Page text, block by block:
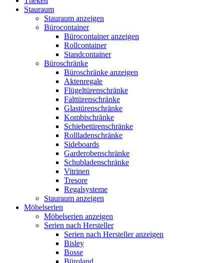
Stauraum
Stauraum anzeigen
Bürocontainer
Bürocontainer anzeigen
Rollcontainer
Standcontainer
Büroschränke
Büroschränke anzeigen
Aktenregale
Flügeltürenschränke
Falttürenschränke
Glastürenschränke
Kombischränke
Schiebetürenschränke
Rollladenschränke
Sideboards
Garderobenschränke
Schubladenschränke
Vitrinen
Tresore
Regalsysteme
Stauraum anzeigen
Möbelserien
Möbelserien anzeigen
Serien nach Hersteller
Serien nach Hersteller anzeigen
Bisley
Bosse
Büroland